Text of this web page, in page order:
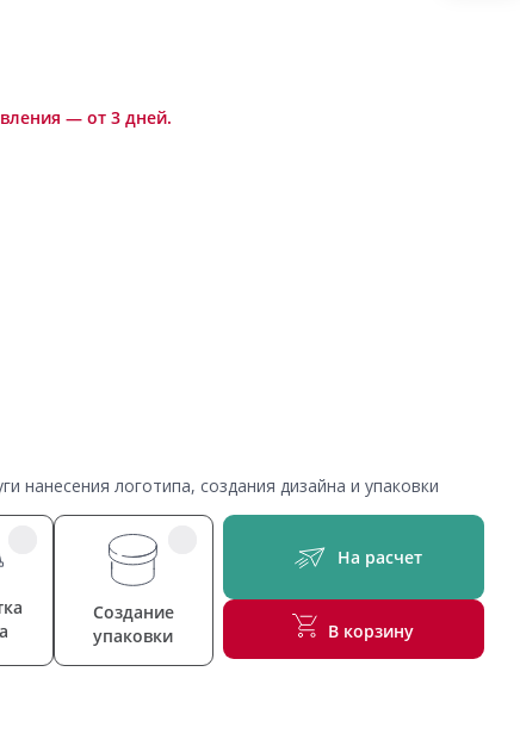
— от 3 дней.
нанесения логотипа, создания дизайна и упаковки
Создание
упаковки
На расчет
В корзину